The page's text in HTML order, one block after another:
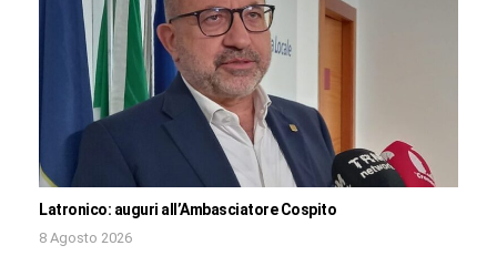
Latronico: auguri all’Ambasciatore Cospito
8 Agosto 2026